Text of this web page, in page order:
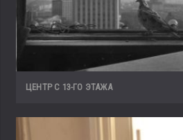
ЦЕНТР С 13-ГО ЭТАЖА